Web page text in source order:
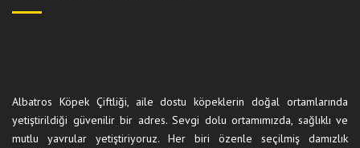
Albatros Köpek Çiftliği, aile dostu köpeklerin doğal ortamlarında
yetiştirildiği güvenilir bir adres. Sevgi dolu ortamımızda, sağlıklı ve
mutlu yavrular yetiştiriyoruz. Her biri özenle seçilmiş damızlık